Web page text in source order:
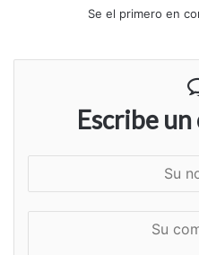
Se el primero en
Escribe